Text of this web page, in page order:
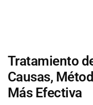
Tratamiento
Causas,
Más Efectiva